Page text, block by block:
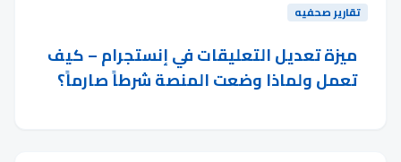
تقارير صحفيه
ميزة تعديل التعليقات في إنستجرام – كيف
تعمل ولماذا وضعت المنصة شرطاً صارماً؟